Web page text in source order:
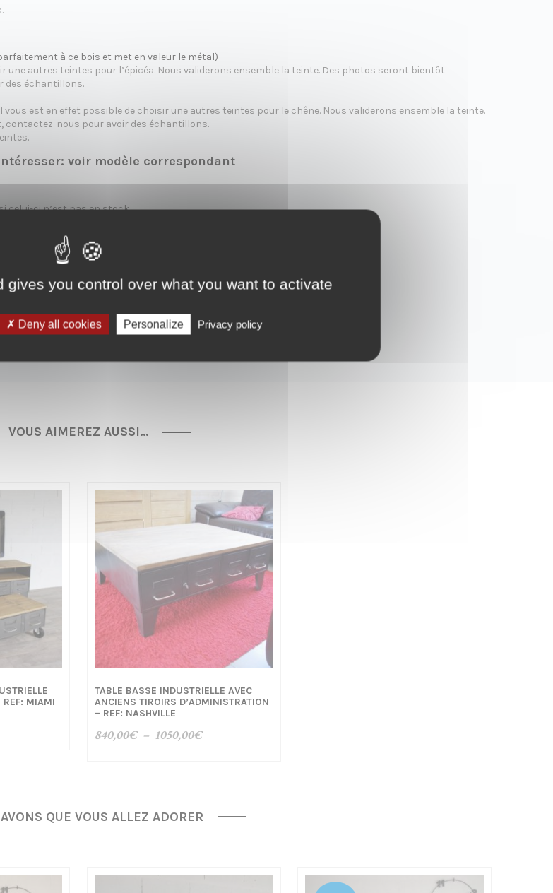
à ce bois et met en valeur le métal)
une autres teintes pour l’épicéa. Nous validerons ensemble la teinte. Des photos seront bientôt
des échantillons.
est en effet possible de choisir une autres teintes pour le chêne. Nous validerons ensemble la teinte.
nous pour avoir des échantillons.
voir modèle correspondant
celui-ci n’est pas en stock.
contacter pour connaitre les modèles de tiroirs en stock.
55€ et à l’étranger sur devis.
VOUS AIMEREZ AUSSI…
REF: MIAMI
TABLE BASSE INDUSTRIELLE AVEC
ANCIENS TIROIRS D’ADMINISTRATION
– REF: NASHVILLE
840,00€ – 1050,00€Plage
1050,00€
QUE VOUS ALLEZ ADORER
gives you control over what you want to activate
Deny all cookies Personalize Privacy policy